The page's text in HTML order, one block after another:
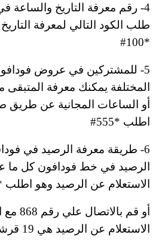
4- رقم معرفة التاريخ والساعة
طلب الكود التالي لمعرفة
*100#
5- للمشتركين في عروض
المختلفة يمكنك معرفة المتبقى
أو الساعات المجانية عن طريق
اطلب *555#
6- طريقة معرفة الرصيد في
الرصيد في خط فودافون كل ما
الاستعلام عن الرصيد وهو اطلب
أو قم
الاستعلام عن الرصيد هي 19 قرشا